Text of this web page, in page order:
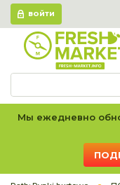
ВОЙТИ
Мы ежедневно